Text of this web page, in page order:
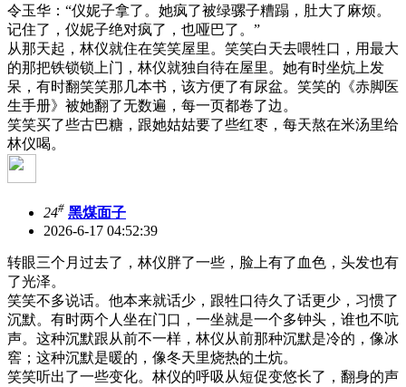
令玉华：“仪妮子拿了。她疯了被绿骡子糟蹋，肚大了麻烦。
记住了，仪妮子绝对疯了，也哑巴了。”
从那天起，林仪就住在笑笑屋里。笑笑白天去喂牲口，用最大
的那把铁锁锁上门，林仪就独自待在屋里。她有时坐炕上发
呆，有时翻笑笑那几本书，该方便了有尿盆。笑笑的《赤脚医
生手册》被她翻了无数遍，每一页都卷了边。
笑笑买了些古巴糖，跟她姑姑要了些红枣，每天熬在米汤里给
林仪喝。
24# 黑煤面子
2026-6-17 04:52:39
转眼三个月过去了，林仪胖了一些，脸上有了血色，头发也有
了光泽。
笑笑不多说话。他本来就话少，跟牲口待久了话更少，习惯了
沉默。有时两个人坐在门口，一坐就是一个多钟头，谁也不吭
声。这种沉默跟从前不一样，林仪从前那种沉默是冷的，像冰
窖；这种沉默是暖的，像冬天里烧热的土炕。
笑笑听出了一些变化。林仪的呼吸从短促变悠长了，翻身的声